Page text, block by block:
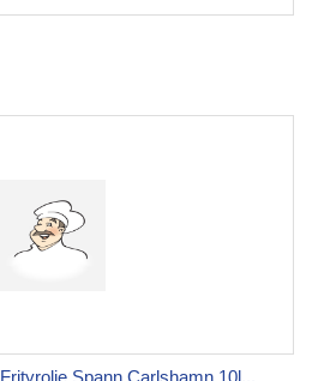
Frityrolje Spann Carlshamn 10l...